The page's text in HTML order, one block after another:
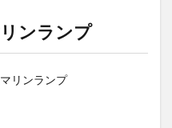
ンランプ
リンランプ